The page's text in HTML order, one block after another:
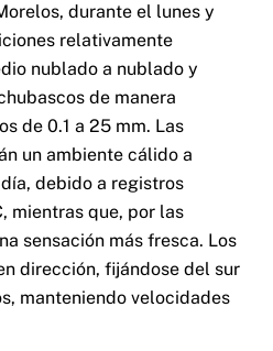
durante el lunes y
relativamente
nublado a nublado y
de manera
de 0.1 a 25 mm. Las
un ambiente cálido a
debido a registros
mientras que, por las
sensación más fresca. Los
dirección, fijándose del sur
manteniendo velocidades